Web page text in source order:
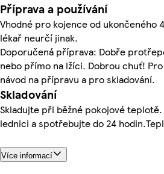
Příprava a používání
Vhodné pro kojence od ukončeného
lékař neurčí jinak.
Doporučená příprava: Dobře
nebo přímo na lžíci. Dobrou chuť!
návod na přípravu a pro skladování.
Skladování
Skladujte při běžné pokojové
lednici a spotřebujte do 24
Více informací